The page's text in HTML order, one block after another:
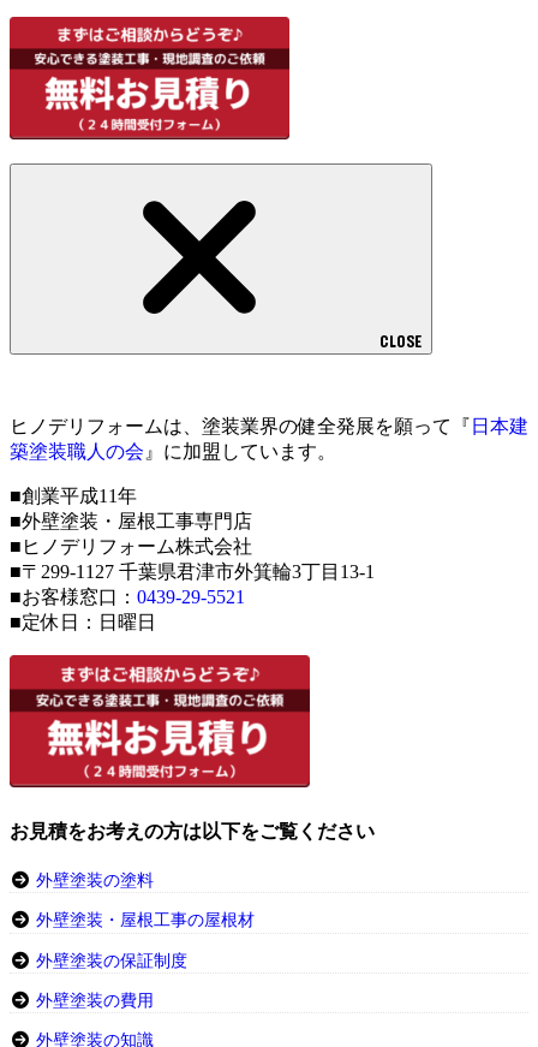
CLOSE
ヒノデリフォームは、塗装業界の健全発展を願って『 日本建
築塗装職人の会 』に加盟しています。
■創業平成11年
■外壁塗装・屋根工事専門店
■ヒノデリフォーム株式会社
■〒299-1127 千葉県君津市外箕輪3丁目13-1
■お客様窓口： 0439-29-5521
■定休日：日曜日
お見積をお考えの方は以下をご覧ください
外壁塗装の塗料
外壁塗装・屋根工事の屋根材
外壁塗装の保証制度
外壁塗装の費用
外壁塗装の知識